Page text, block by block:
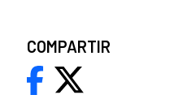
COMPARTIR